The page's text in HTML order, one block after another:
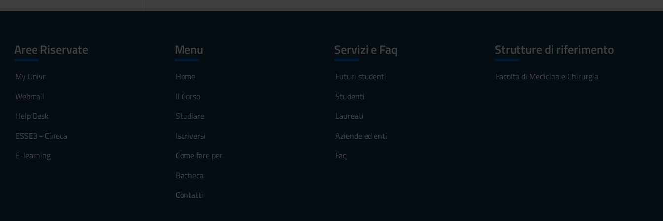
Aree Riservate
My Univr
Webmail
Help Desk
ESSE3 - Cineca
E-learning
Menu
Home
Il Corso
Studiare
Iscriversi
Come fare per
Bacheca
Contatti
Servizi e Faq
Futuri studenti
Studenti
Laureati
Aziende ed enti
Faq
Strutture di riferimento
Facoltà di Medicina e Chirurgia